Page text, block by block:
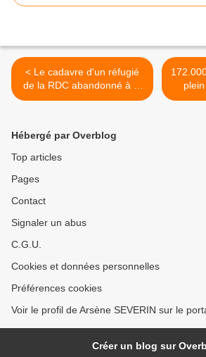
< Le cadavre d'un réfugié
de la RDC abandonné à la
morgue de Brazzaville
Hébergé par Overblog
Top articles
Pages
Contact
Signaler un abus
C.G.U.
Cookies et données personnelles
Préférences cookies
Voir le profil de Arsène SEVERIN sur le
Créer un blog sur